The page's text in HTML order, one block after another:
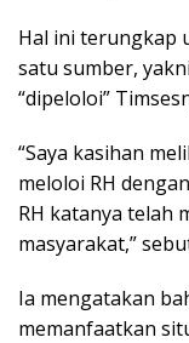
Hal ini terungkap
satu sumber,
“dipeloloi”
“Saya kasihan
meloloi RH
RH katanya telah
masyarakat,”
Ia mengatakan
memanfaatkan